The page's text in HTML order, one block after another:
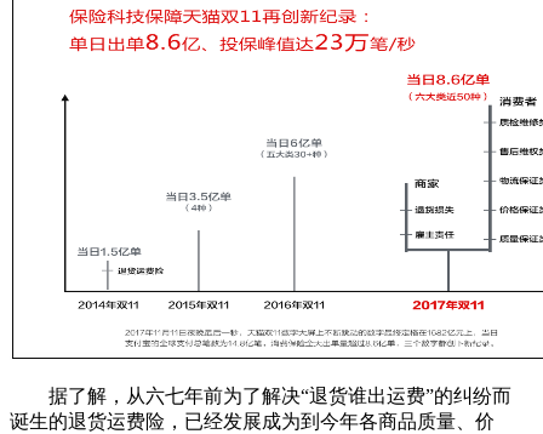
据了解，从六七年前为了解决“退货谁出运费”的纠纷而
诞生的退货运费险，已经发展成为到今年各商品质量、价